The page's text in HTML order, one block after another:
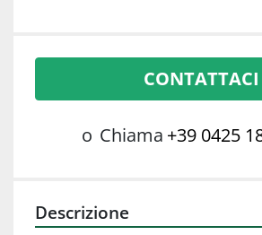
CONTATTACI
o Chiama +39 0425
Descrizione